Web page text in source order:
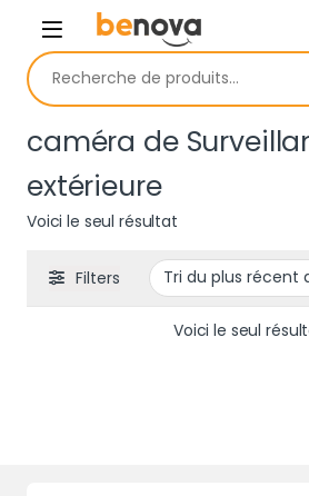
Skip to navigation
Skip to content
Recherche pour :
caméra de
extérieure
Voici le seul résultat
Filters
Voici le seul